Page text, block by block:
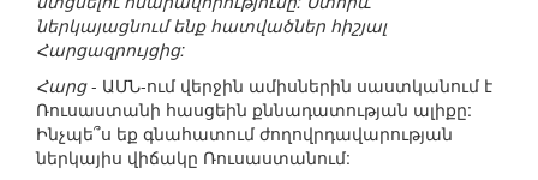
ներկայացնում ենք հատվածներ հիշյալ
Հարցազրույցից:
Հարց- ԱՄՆ-ում վերջին ամիսներին սաստկանում է
Ռուսաստանի հասցեին քննադատության ալիքը:
Ինչպե՞ս եք գնահատում ժողովրդավարության
ներկայիս վիճակը Ռուսաստանում: